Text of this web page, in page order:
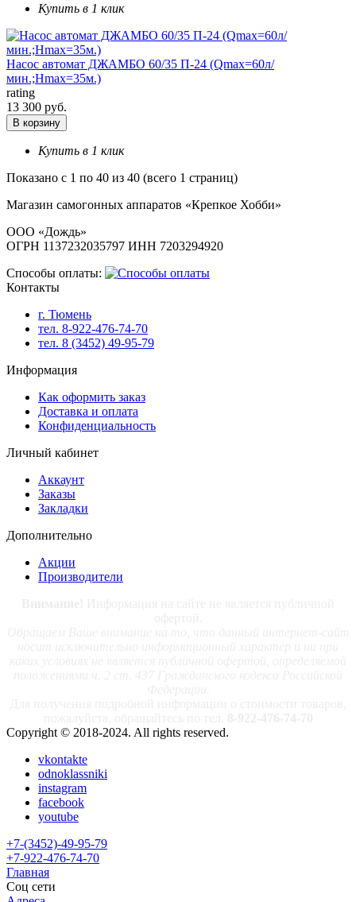
Купить в 1 клик
Насос автомат ДЖАМБО 60/35 П-24 (Qmax=60л/
мин.;Hmax=35м.)
rating
13 300 руб.
В корзину
Купить в 1 клик
Показано с 1 по 40 из 40 (всего 1 страниц)
Магазин самогонных аппаратов «Крепкое Хобби»
ООО «Дождь»
ОГРН 1137232035797 ИНН 7203294920
Способы оплаты:
Контакты
г. Тюмень
тел. 8-922-476-74-70
тел. 8 (3452) 49-95-79
Информация
Как оформить заказ
Доставка и оплата
Конфиденциальность
Личный кабинет
Аккаунт
Заказы
Закладки
Дополнительно
Акции
Производители
Copyright © 2018-2024. All rights reserved.
vkontakte
odnoklassniki
instagram
facebook
youtube
+7-(3452)-49-95-79
+7-922-476-74-70
Главная
Соц сети